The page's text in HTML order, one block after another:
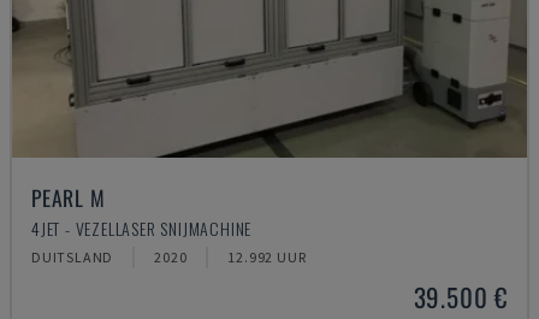
PEARL M
4JET - VEZELLASER SNIJMACHINE
DUITSLAND 2020 12.992 UUR
39.500 €